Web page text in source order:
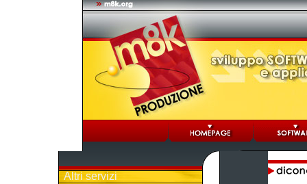
Altri servizi